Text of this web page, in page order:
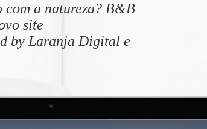
com a natureza? B&B
site
by Laranja Digital e